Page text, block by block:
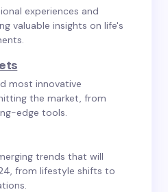
experiences and
valuable insights on life's
most innovative
the market, from
edge tools.
trends that will
from lifestyle shifts to